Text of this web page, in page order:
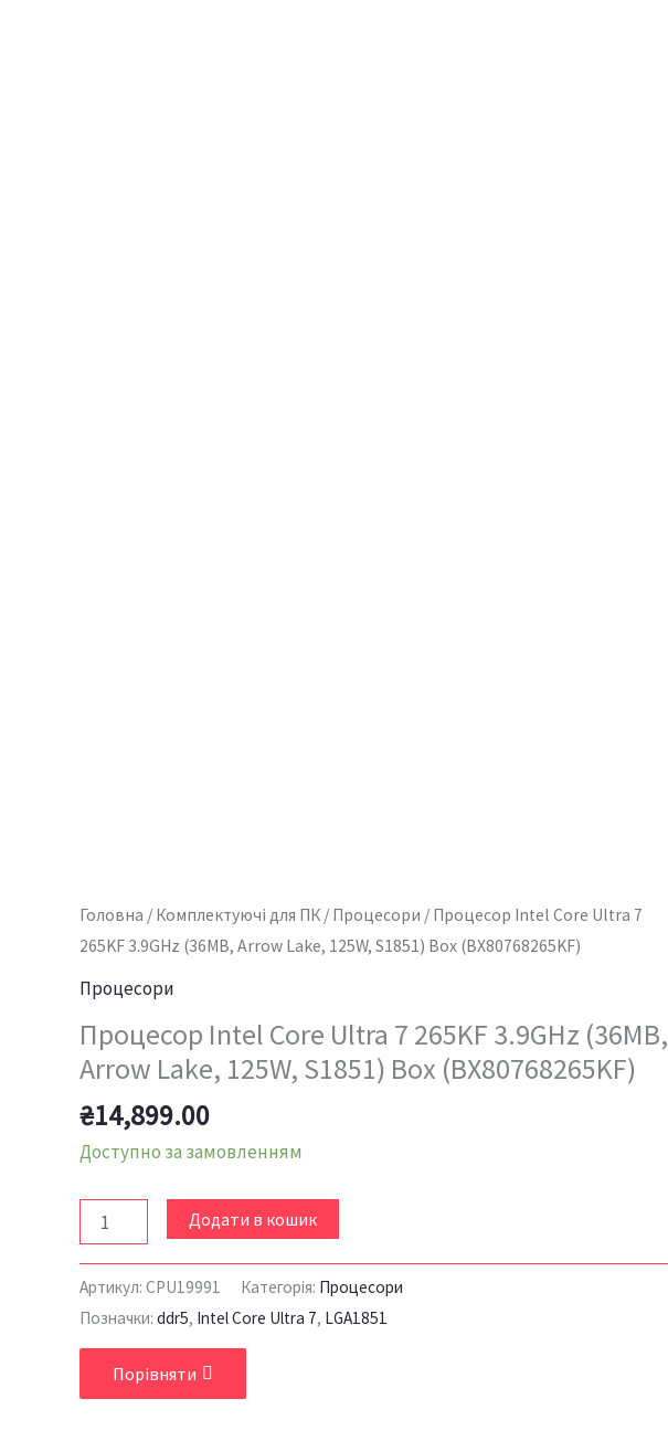
Головна / Комплектуючі для ПК / Процесори / Процесор Intel Core Ultra 7
265KF 3.9GHz (36MB, Arrow Lake, 125W, S1851) Box (BX80768265KF)
Процесори
Процесор Intel Core Ultra 7 265KF 3.9GHz (36MB,
Arrow Lake, 125W, S1851) Box (BX80768265KF)
₴14,899.00
Доступно за замовленням
Додати в кошик
Артикул: CPU19991 Категорія: Процесори
Позначки: ddr5, Intel Core Ultra 7, LGA1851
Порівняти